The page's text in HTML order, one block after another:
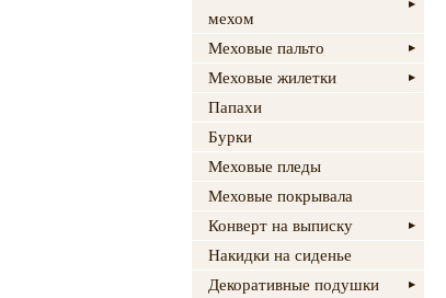
мехом
Меховые пальто
Меховые жилетки
Папахи
Бурки
Меховые пледы
Меховые покрывала
Конверт на выписку
Накидки на сиденье
Декоративные подушки